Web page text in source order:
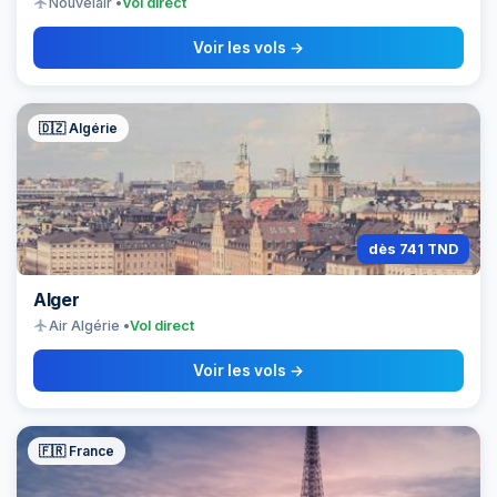
Voir les vols →
🇩🇿 Algérie
dès 741 TND
Alger
flightAir Algérie •Vol direct
Voir les vols →
🇫🇷 France